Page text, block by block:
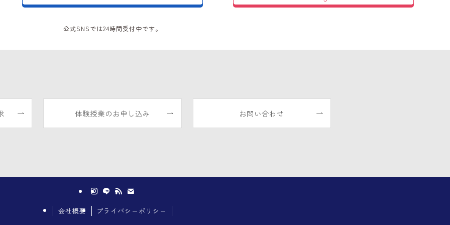
公式SNSでは24時間受付中です。
体験授業のお申し込み お問い合わせ
会社概要 プライバシーポリシー